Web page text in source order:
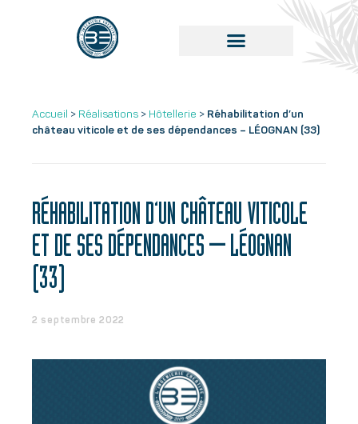
Accueil > Réalisations > Hôtellerie > Réhabilitation d’un
château viticole et de ses dépendances – LÉOGNAN (33)
RÉHABILITATION D’UN CHÂTEAU VITICOLE
ET DE SES DÉPENDANCES – LÉOGNAN
(33)
2 septembre 2022